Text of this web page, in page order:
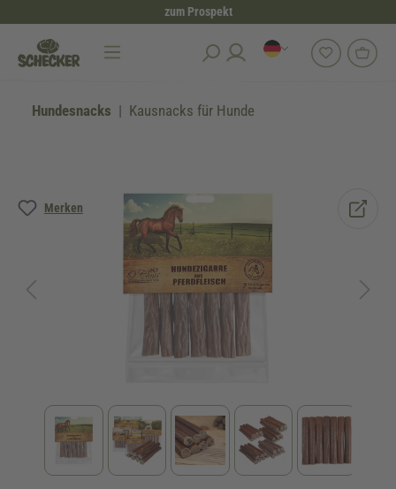
zum Prospekt
Hundesnacks Kausnacks für Hunde
Merken
Bildergalerie überspringen